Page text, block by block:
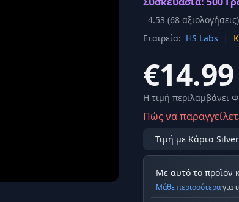
Προβολή όλων των αποτελεσμάτων
4.53 (68 αξιολογήσεις)
Εταιρεία: HS Labs |
€14.99
Η τιμή περιλαμβάνει
Πώς να
Τιμή με Κάρτα
Με αυτό το προϊόν
Μάθε περισσότεραγια
Σύνδεση
Εγγραφείτε εδώ